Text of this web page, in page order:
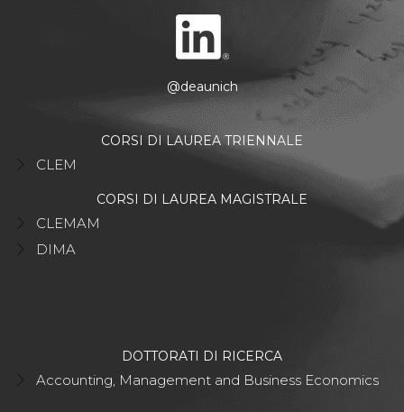
@deaunich
CORSI DI LAUREA TRIENNALE
CLEM
CORSI DI LAUREA MAGISTRALE
CLEMAM
DIMA
DOTTORATI DI RICERCA
Accounting, Management and Business Economics